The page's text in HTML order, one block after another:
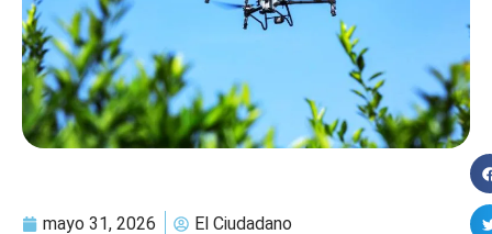
mayo 31, 2026 El Ciudadano